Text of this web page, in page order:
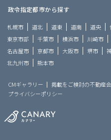
政令指定都市から探す
札幌市 道北 道東 道南 道央
東京市部
千葉市 横浜市 川崎市
名古屋市
京都市 大阪市 堺市
北九州市
熊本市
CMギャラリー 掲載をご検討の不動産
プライバシーポリシー